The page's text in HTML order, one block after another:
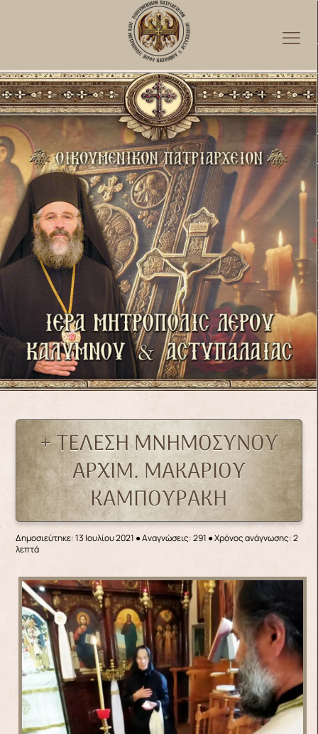
+ ΤΕΛΕΣΗ ΜΝΗΜΟΣΥΝΟΥ
ΑΡΧΙΜ. ΜΑΚΑΡΙΟΥ
ΚΑΜΠΟΥΡΑΚΗ
Δημοσιεύτηκε: 13 Ιουλίου 2021 ●Αναγνώσεις: 291 ● Χρόνος ανάγνωσης: 2
λεπτά